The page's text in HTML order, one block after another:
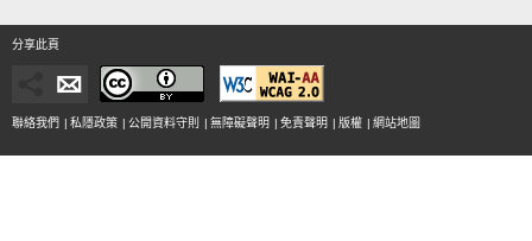
分享此頁
聯絡我們 | 私隱政策 | 公開資料守則 | 無障礙聲明 | 免責聲明 | 版權 | 網站地圖